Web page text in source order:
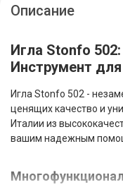
Описание
Игла Stonfo
Инструмент
Игла Stonfo 502 -
ценящих качество и
Италии из
вашим надежным